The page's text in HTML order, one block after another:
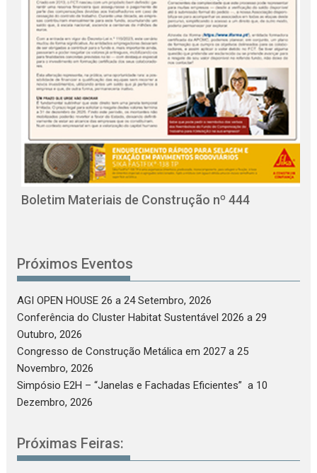
Boletim Materiais de Construção nº 444
Próximos Eventos
AGI OPEN HOUSE 26 a 24 Setembro, 2026
Conferência do Cluster Habitat Sustentável 2026 a 29
Outubro, 2026
Congresso de Construção Metálica em 2027 a 25
Novembro, 2026
Simpósio E2H – “Janelas e Fachadas Eficientes” a 10
Dezembro, 2026
Próximas Feiras: